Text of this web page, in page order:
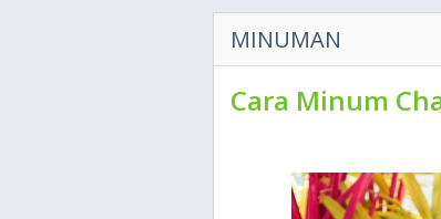
MINUMAN
Cara Minum